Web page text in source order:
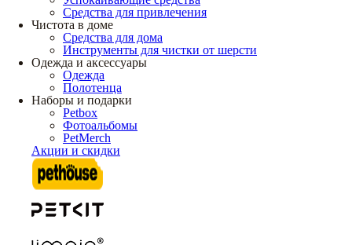
Средства для привлечения
Чистота в доме
Средства для дома
Инструменты для чистки от шерсти
Одежда и аксессуары
Одежда
Полотенца
Наборы и подарки
Petbox
Фотоальбомы
PetMerch
Акции и скидки